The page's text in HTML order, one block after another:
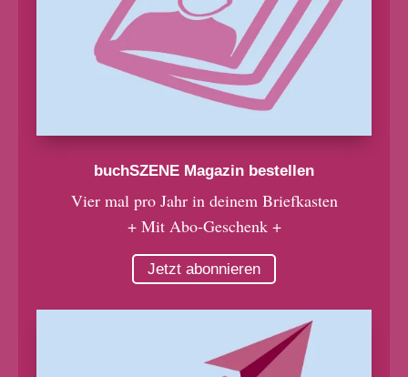
buchSZENE Magazin bestellen
Vier mal pro Jahr in deinem Briefkasten
+ Mit Abo-Geschenk +
Jetzt abonnieren